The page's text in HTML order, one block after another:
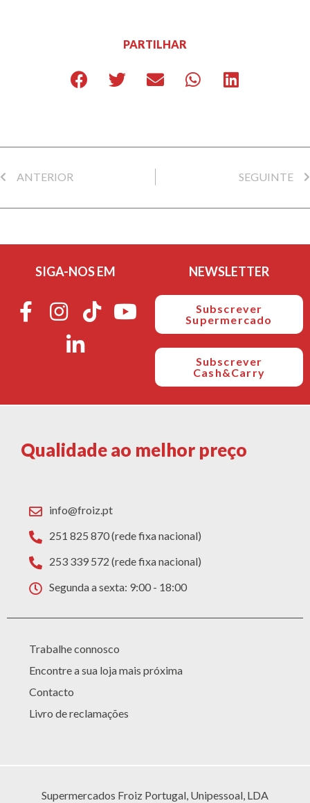
PARTILHAR
ANTERIOR SEGUINTE
SIGA-NOS EM NEWSLETTER
Subscrever
Supermercado
Subscrever
Cash&Carry
Qualidade ao melhor preço
info@froiz.pt
251 825 870 (rede fixa nacional)
253 339 572 (rede fixa nacional)
Segunda a sexta: 9:00 - 18:00
Trabalhe connosco
Encontre a sua loja mais próxima
Contacto
Livro de reclamações
Supermercados Froiz Portugal, Unipessoal, LDA